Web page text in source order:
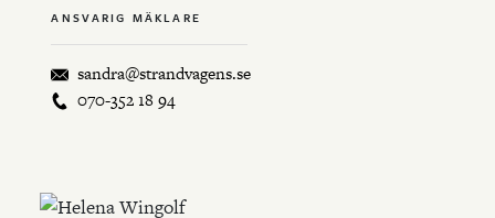
ANSVARIG MÄKLARE
sandra@strandvagens.se
070-352 18 94